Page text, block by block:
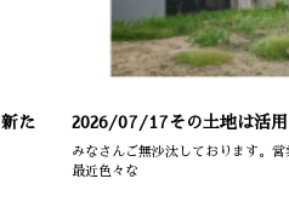
た 2026/07/17その土地は活
みなさんご無沙汰しております。営
最近色々な